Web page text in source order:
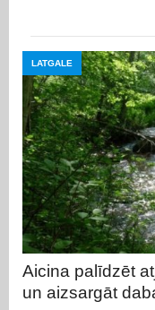
LATGALE
Aicina palīdzēt
un aizsargāt